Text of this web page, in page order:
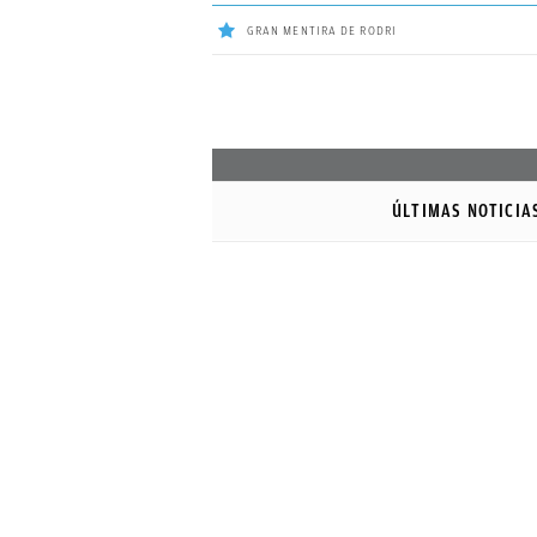
GRAN MENTIRA DE RODRI
ÚLTIMAS
ÚLTIMAS